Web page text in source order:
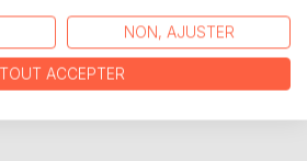
l'Europe, et le second décrivant
invite le lecteur à une réflexion sur
de la société. "L'Utopie" reste
pour comprendre les débats sur la
NON, AJUSTER
TOUT ACCEPTER